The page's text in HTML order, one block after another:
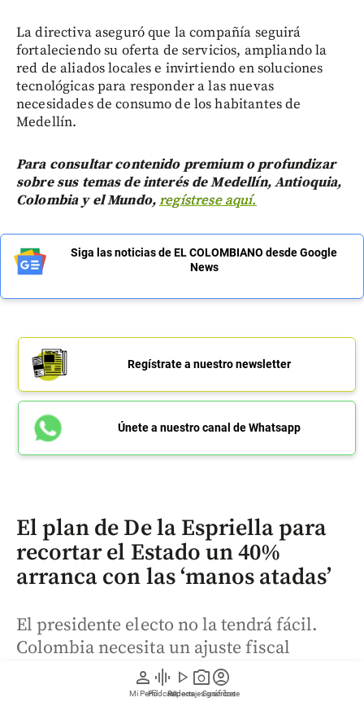
person
Mi Perfil
graphic_eq
Pódcast
play_arrow
Videos
photo_camera
Reportajes gráficos
account_circle
Suscríbete
La directiva aseguró que la compañía seguirá
fortaleciendo su oferta de servicios, ampliando la
red de aliados locales e invirtiendo en soluciones
tecnológicas para responder a las nuevas
necesidades de consumo de los habitantes de
Medellín.
Para consultar contenido premium o profundizar
sobre sus temas de interés de Medellín, Antioquia,
Colombia y el Mundo,regístrese aquí.
Siga las noticias de EL COLOMBIANO desde Google
News
Regístrate a nuestro newsletter
Únete a nuestro canal de Whatsapp
El plan de De la Espriella para
recortar el Estado un 40%
arranca con las ‘manos atadas’
El presidente electo no la tendrá fácil.
Colombia necesita un ajuste fiscal
cercano a $80 billones, pero la rigidez del
presupuesto limita los recortes y exige